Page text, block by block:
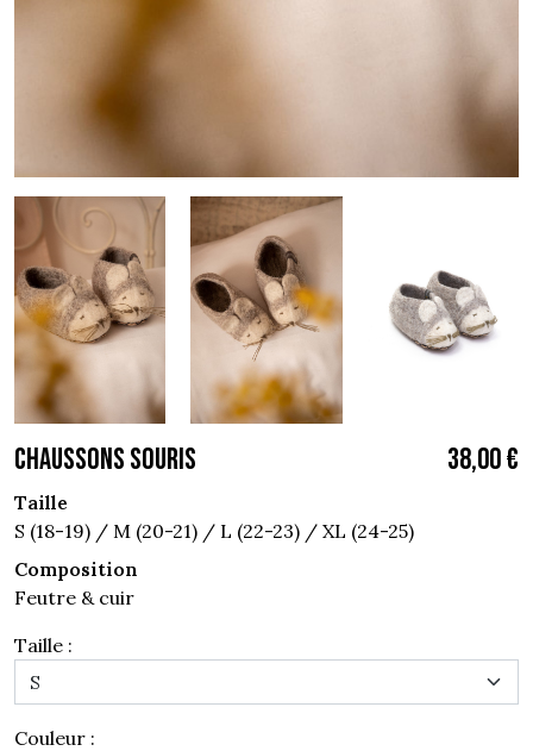
CHAUSSONS SOURIS 38,00 €
Taille
S (18-19) / M (20-21) / L (22-23) / XL (24-25)
Composition
Feutre & cuir
Taille :
Couleur :